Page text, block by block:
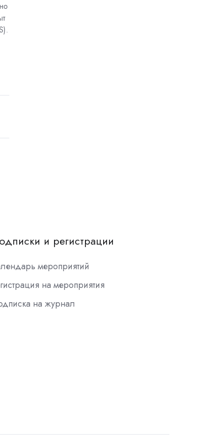
и регистрации
мероприятий
на мероприятия
на журнал